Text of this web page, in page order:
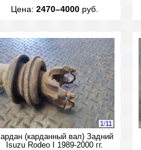
Цена: 2470–4000руб.
1/11
(карданный вал) Задний
Isuzu Rodeo I 1989-2000 гг.